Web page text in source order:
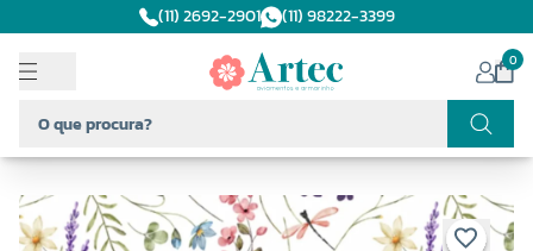
(11) 2692-2901 (11) 98222-3399
0